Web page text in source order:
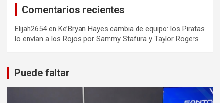
Comentarios recientes
Elijah2654en Ke’Bryan Hayes cambia de equipo: los Piratas
lo envían a los Rojos por Sammy Stafura y Taylor Rogers
Puede faltar